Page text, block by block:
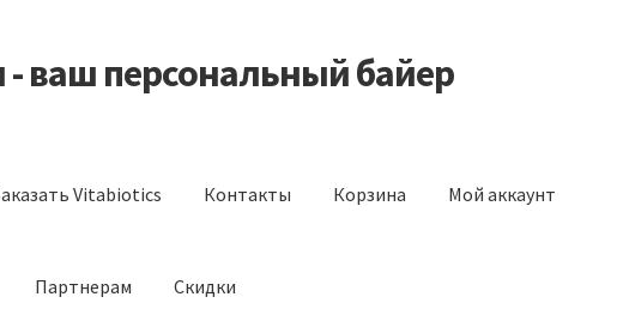
- ваш персональный байер
Vitabiotics Контакты Корзина Мой аккаунт
Партнерам Скидки